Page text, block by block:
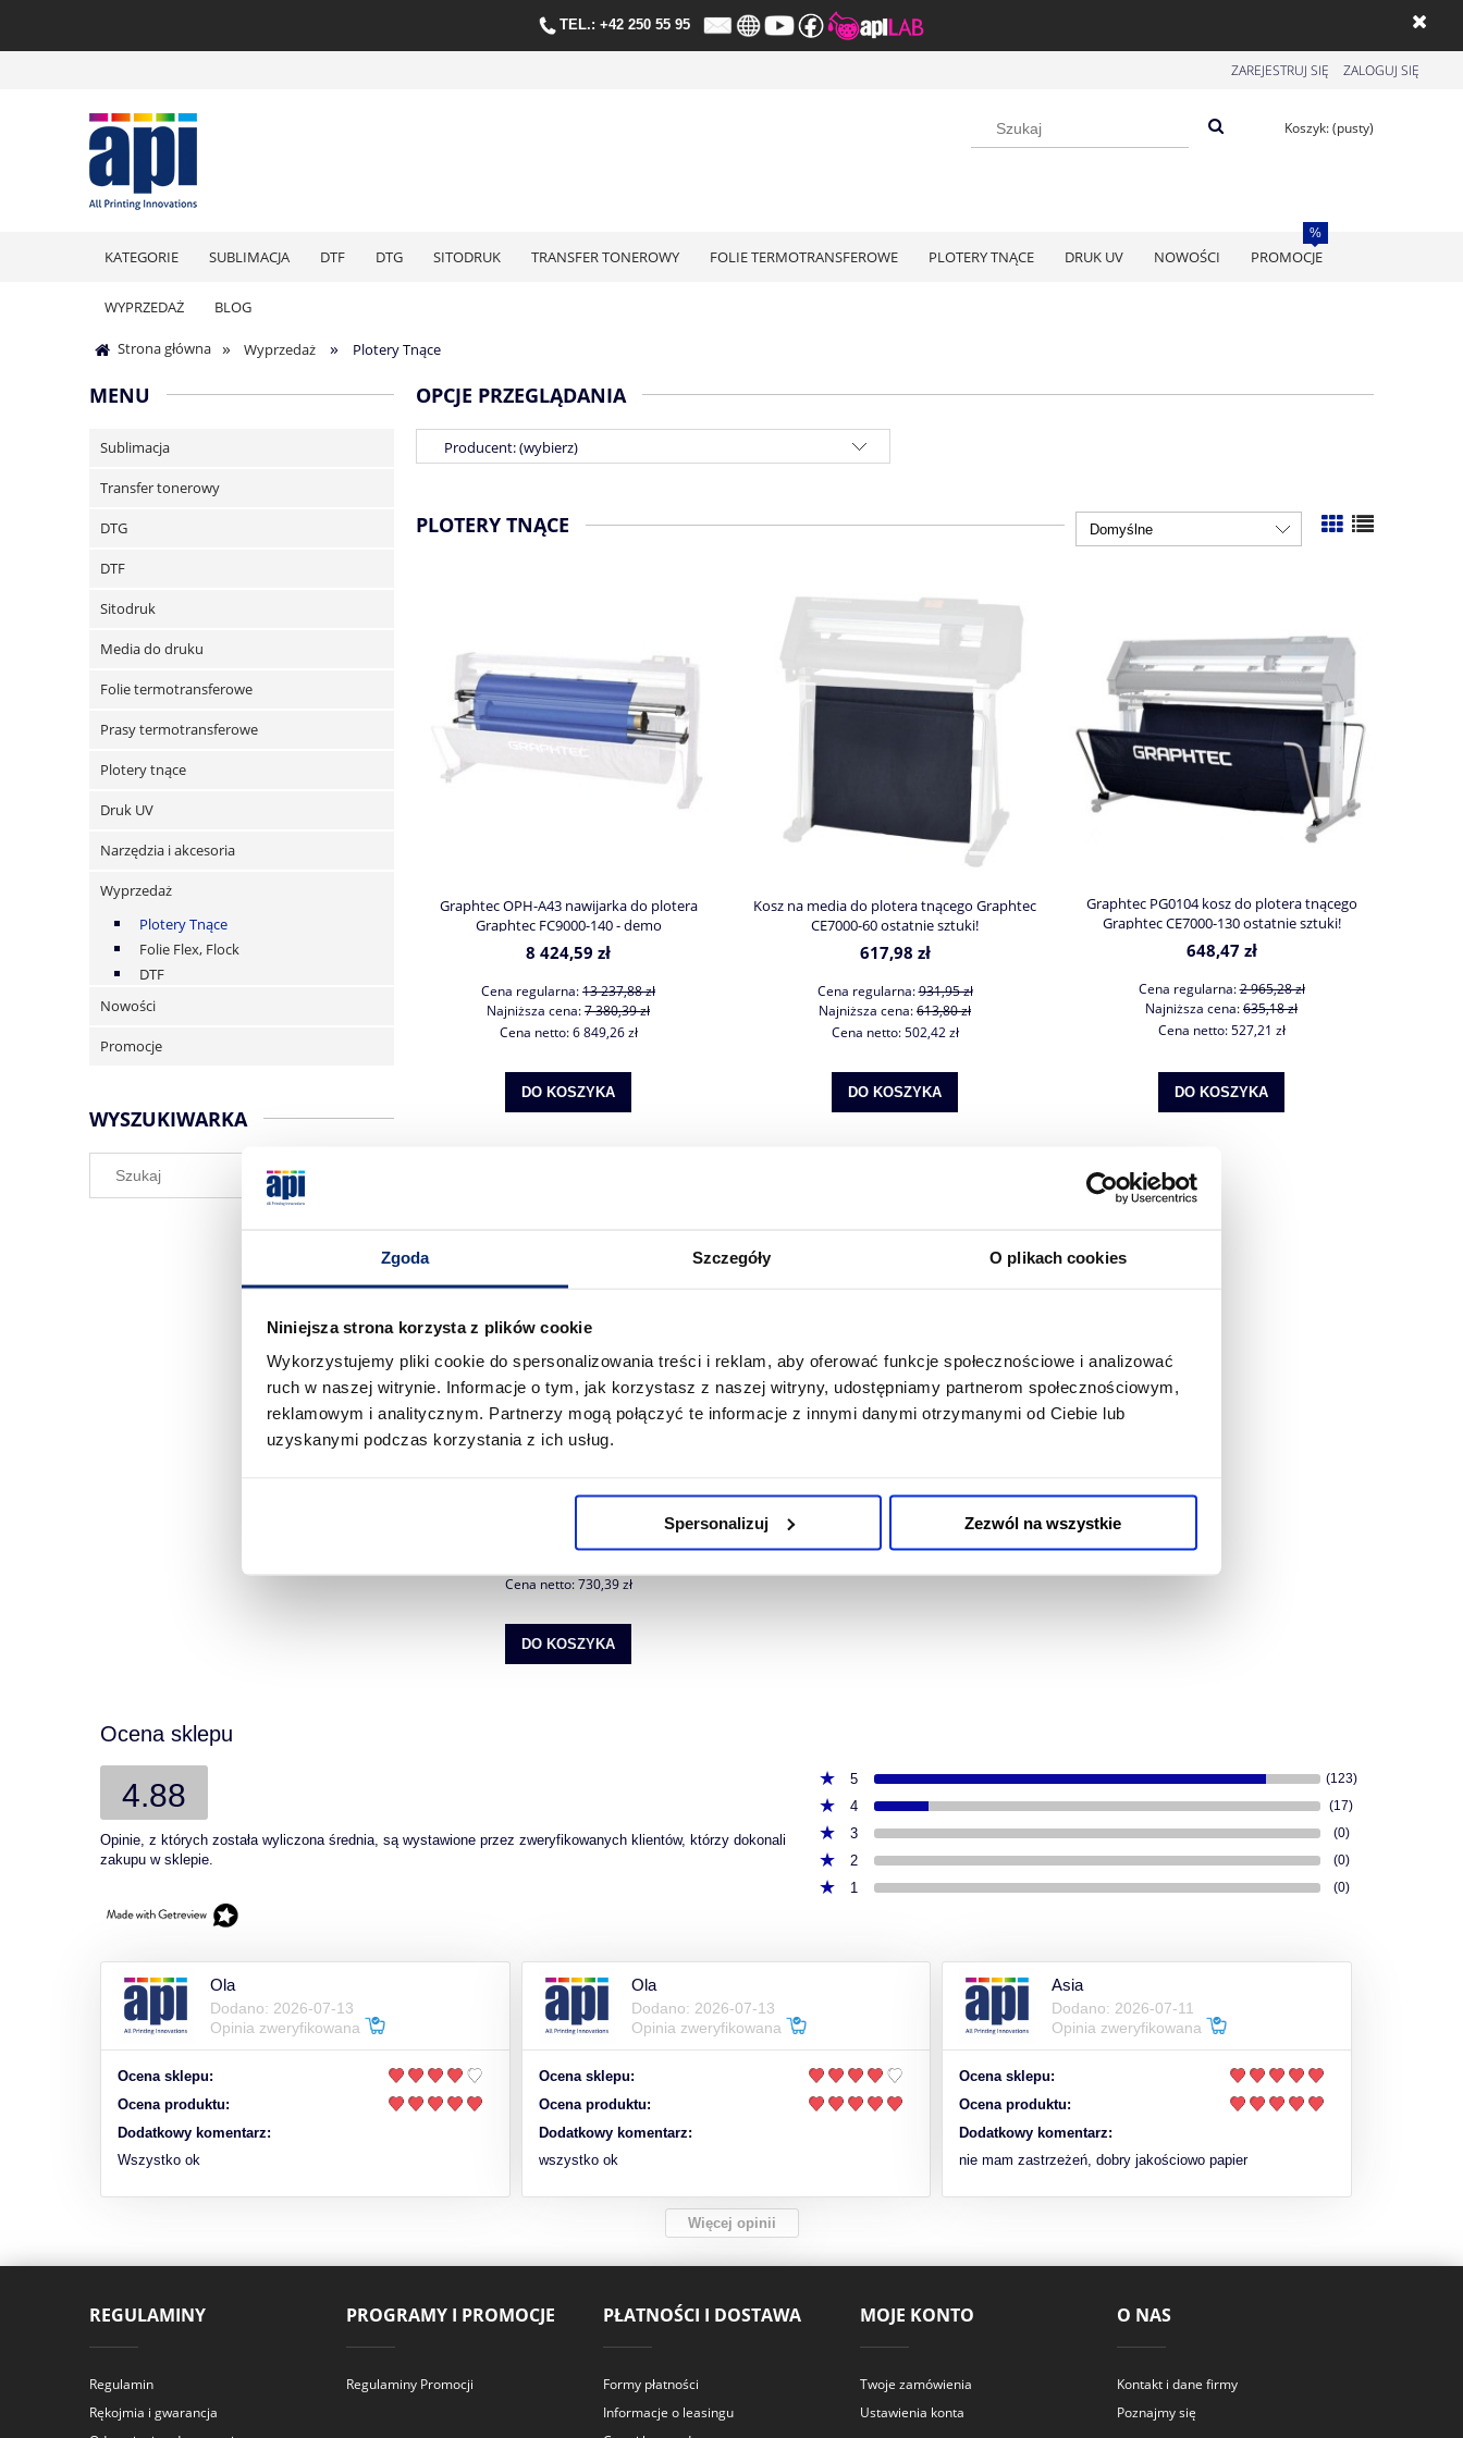
Zgoda Szczegóły O plikach cookies
Niniejsza strona korzysta z plików cookie
Wykorzystujemy pliki cookie do spersonalizowania treści i reklam, aby oferować funkcje społecznościowe i analizować
ruch w naszej witrynie. Informacje o tym, jak korzystasz z naszej witryny, udostępniamy partnerom społecznościowym,
reklamowym i analitycznym. Partnerzy mogą połączyć te informacje z innymi danymi otrzymanymi od Ciebie lub
uzyskanymi podczas korzystania z ich usług.
Spersonalizuj Zezwól na wszystkie
TE L.: +42 250 55 95
ZAREJESTRUJ SIĘ ZALOGUJ SIĘ
Koszyk:(pusty)
KATEGORIE SUBLIMACJA DTF DTG SITODRUK TRANSFER TONEROWY FOLIE TERMOTRANSFEROWE PLOTERY TNĄCE DRUK UV NOWOŚCI PROMOCJE
WYPRZEDAŻ BLOG
Strona główna » Wyprzedaż » Plotery Tnące
MENU
Sublimacja
Transfer tonerowy
DTG
DTF
Sitodruk
Media do druku
Folie termotransferowe
Prasy termotransferowe
Plotery tnące
Druk UV
Narzędzia i akcesoria
Wyprzedaż
Plotery Tnące
Folie Flex, Flock
DTF
Nowości
Promocje
WYSZUKIWARKA
OPCJE PRZEGLĄDANIA
Producent: (wybierz)
PLOTERY TNĄCE
Graphtec OPH-A43 nawijarka do plotera
Graphtec FC9000-140 - demo
8 424,59 zł
Cena regularna:13 237,88 zł
Najniższa cena:7 380,39 zł
Cena netto:6 849,26 zł
DO KOSZYKA
Kosz na media do plotera tnącego Graphtec
CE7000-60 ostatnie sztuki!
617,98 zł
Cena regularna:931,95 zł
Najniższa cena:613,80 zł
Cena netto:502,42 zł
DO KOSZYKA
Graphtec PG0104 kosz do plotera tnącego
Graphtec CE7000-130 ostatnie sztuki!
648,47 zł
Cena regularna:2 965,28 zł
Najniższa cena:635,18 zł
Cena netto:527,21 zł
DO KOSZYKA
898,38 zł
Cena regularna:
Cena netto:730,39 zł
DO KOSZYKA
Ocena sklepu
4.88
Opinie, z których została wyliczona średnia, są wystawione przez zweryfikowanych klientów, którzy dokonali
zakupu w sklepie.
5 (123)
4 (17)
3 (0)
2 (0)
1 (0)
Ola
Dodano: 2026-07-13
Opinia zweryfikowana
Ocena sklepu:
Ocena produktu:
Dodatkowy komentarz:
Wszystko ok
Ola
Dodano: 2026-07-13
Opinia zweryfikowana
Ocena sklepu:
Ocena produktu:
Dodatkowy komentarz:
wszystko ok
Asia
Dodano: 2026-07-11
Opinia zweryfikowana
Ocena sklepu:
Ocena produktu:
Dodatkowy komentarz:
nie mam zastrzeżeń, dobry jakościowo papier
Więcej opinii
REGULAMINY
Regulamin
Rękojmia i gwarancja
PROGRAMY I PROMOCJE
Regulaminy Promocji
PŁATNOŚCI I DOSTAWA
Formy płatności
Informacje o leasingu
MOJE KONTO
Twoje zamówienia
Ustawienia konta
O NAS
Kontakt i dane firmy
Poznajmy się